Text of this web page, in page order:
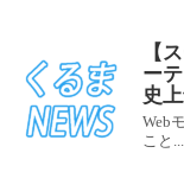
【
ー
史
Web
こと...